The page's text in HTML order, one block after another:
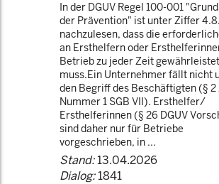
In der DGUV Regel 100-001
der Prävention" ist unter Ziffer
nachzulesen, dass die
an Ersthelfern oder
Betrieb zu jeder Zeit
muss.Ein Unternehmer fällt nicht
den Begriff des Beschäftigten (§ 2
Nummer 1 SGB VII). Ersthelfer/
Ersthelferinnen (§ 26 DGUV
sind daher nur für Betriebe
vorgeschrieben, in ...
Stand:13.04.2026
Dialog:1841